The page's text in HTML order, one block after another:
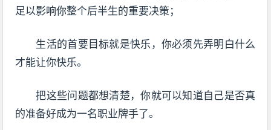
足以影响你整个后半生的重要决策；
生活的首要目标就是快乐，你必须先弄明白什么
才能让你快乐。
把这些问题都想清楚，你就可以知道自己是否真
的准备好成为一名职业牌手了。